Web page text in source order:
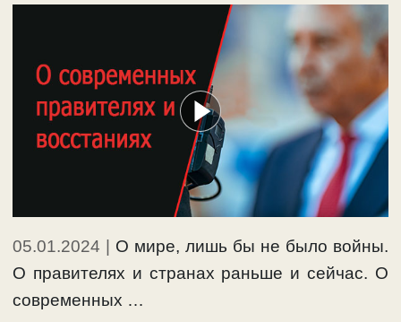
05.01.2024
О мире, лишь бы не было войны.
О правителях и странах раньше и сейчас. О
современных …